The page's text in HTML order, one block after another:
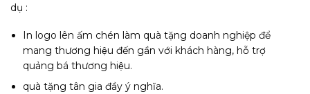
dụ :
In logo lên ấm chén làm quà tặng doanh nghiệp để
mang thương hiệu đến gần với khách hàng, hỗ trợ
quảng bá thương hiệu.
quà tặng tân gia đầy ý nghĩa.